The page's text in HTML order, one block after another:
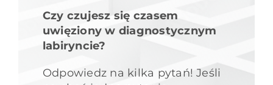
Czy czujesz się czasem
uwięziony w diagnostycznym
labiryncie?
Odpowiedz na kilka pytań! Jeśli